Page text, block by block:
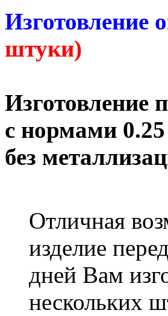
Изготовление
штуки)
Изготовление
с нормами
без
Отличная
изделие
дней Вам
нескольких